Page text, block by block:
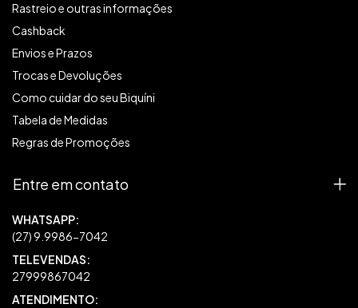
Rastreio e outras informações
Cashback
Envios e Prazos
Trocas e Devoluções
Como cuidar do seu Biquíni
Tabela de Medidas
Regras de Promoções
Entre em contato
27999867042